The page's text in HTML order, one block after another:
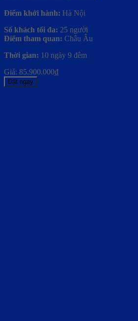
Điểm khởi hành: Hà Nội
Số khách tối đa: 25 người
Điểm tham quan: Châu Âu
Thời gian: 10 ngày 9 đêm
Giá: 85.900.000₫
Đặt ngay